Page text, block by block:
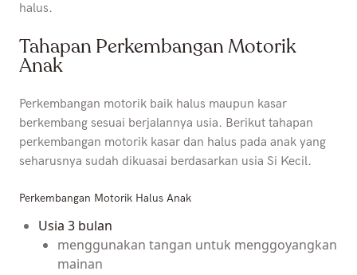
halus.
Tahapan Perkembangan Motorik
Anak
Perkembangan motorik baik halus maupun kasar
berkembang sesuai berjalannya usia. Berikut tahapan
perkembangan motorik kasar dan halus pada anak yang
seharusnya sudah dikuasai berdasarkan usia Si Kecil.
Perkembangan Motorik Halus Anak
Usia 3 bulan
menggunakan tangan untuk menggoyangkan
mainan